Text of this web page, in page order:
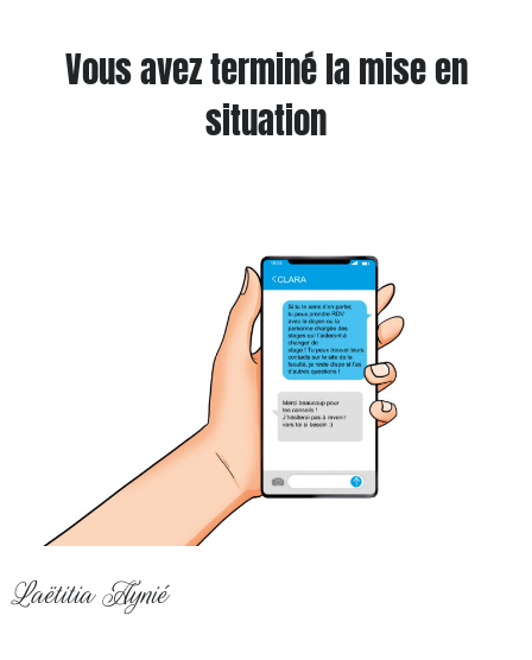
Vous avez terminé la mise en
situation
Laëtitia Aynié